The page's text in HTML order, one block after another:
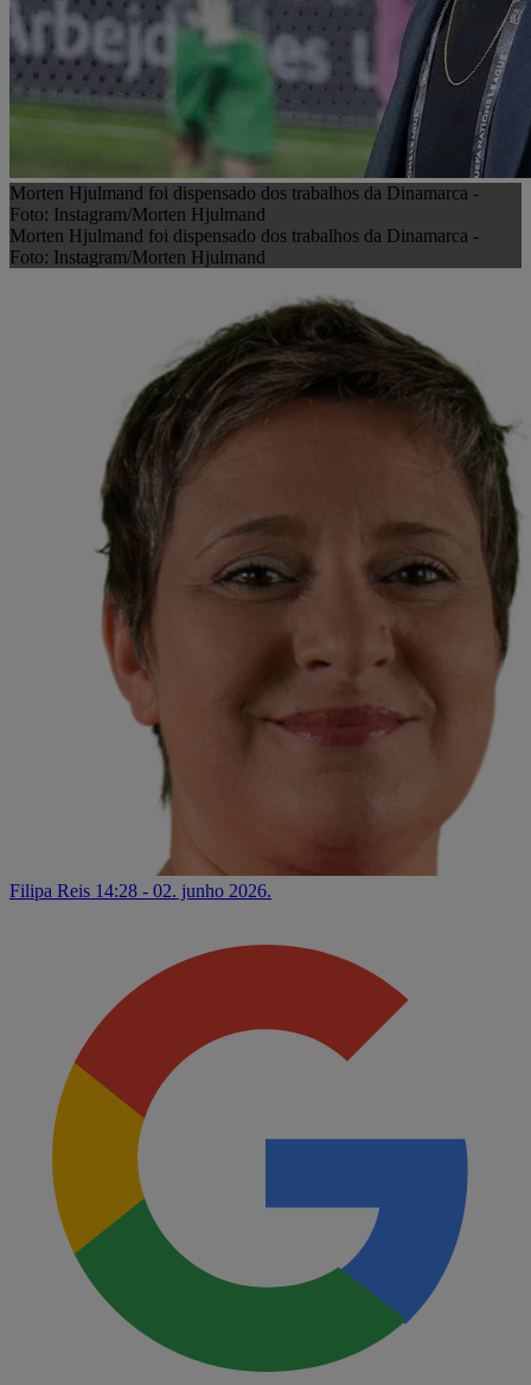
Morten Hjulmand foi dispensado dos trabalhos da Dinamarca -
Foto: Instagram/Morten Hjulmand
Morten Hjulmand foi dispensado dos trabalhos da Dinamarca -
Foto: Instagram/Morten Hjulmand
Filipa Reis 14:28 - 02. junho 2026.